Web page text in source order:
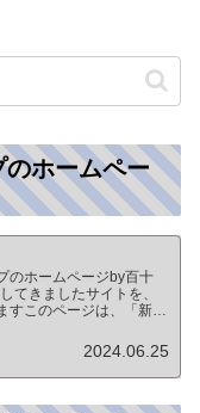
ホームペー
のホームページby百十
てきましたサイトを、
すこのページは、「新
オーディオ情報全般の
2024.06.25